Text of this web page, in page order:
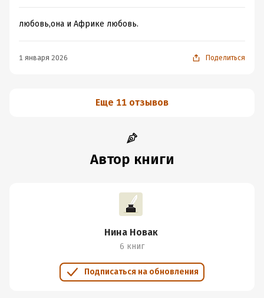
любовь,она и Африке любовь.
1 января 2026 Поделиться
Еще 11 отзывов
Автор книги
Нина Новак
6 книг
Подписаться на обновления